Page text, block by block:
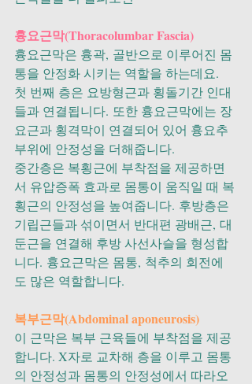
흉요근막(Thoracolumbar Fascia)
흉요근막은 흉곽, 골반으로 이루어진 몸
통을 안정화 시키는 역할을 하는데요.
첫 번째 층은 요방형근과 횡돌기간 인대
들과 연결됩니다. 또한 흉요근막에는 장
요근과 횡격막이 연결되어 있어 흉요추
부위에 안정성을 더해줍니다.
중간층은 복횡근에 부착점을 제공하면
서 유압증폭 효과로 몸통이 움직일 때 복
횡근의 안정성을 높여줍니다. 후방층은
기립근들과 섞이면서 반대편 광배근, 대
둔근을 연결해 후방 사선사슬을 형성합
니다. 흉요근막은 몸통, 척추의 회전에
도 많은 역할합니다.
복부근막(Abdominal aponeurosis)
이 근막은 복부 근육들에 부착점을 제공
합니다. X자로 교차해 층을 이루고 몸통
의 안정성과 몸통의 안정성에서 따라오